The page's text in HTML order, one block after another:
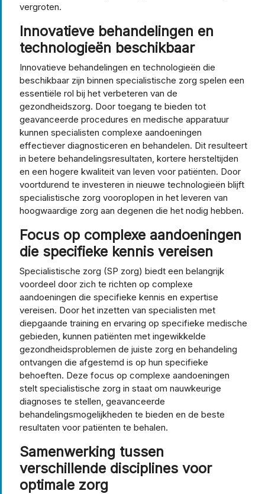
vergroten.
Innovatieve behandelingen en
technologieën beschikbaar
Innovatieve behandelingen en technologieën die
beschikbaar zijn binnen specialistische zorg spelen een
essentiële rol bij het verbeteren van de
gezondheidszorg. Door toegang te bieden tot
geavanceerde procedures en medische apparatuur
kunnen specialisten complexe aandoeningen
effectiever diagnosticeren en behandelen. Dit resulteert
in betere behandelingsresultaten, kortere hersteltijden
en een hogere kwaliteit van leven voor patiënten. Door
voortdurend te investeren in nieuwe technologieën blijft
specialistische zorg vooroplopen in het leveren van
hoogwaardige zorg aan degenen die het nodig hebben.
Focus op complexe aandoeningen
die specifieke kennis vereisen
Specialistische zorg (SP zorg) biedt een belangrijk
voordeel door zich te richten op complexe
aandoeningen die specifieke kennis en expertise
vereisen. Door het inzetten van specialisten met
diepgaande training en ervaring op specifieke medische
gebieden, kunnen patiënten met ingewikkelde
gezondheidsproblemen de juiste zorg en behandeling
ontvangen die afgestemd is op hun specifieke
behoeften. Deze focus op complexe aandoeningen
stelt specialistische zorg in staat om nauwkeurige
diagnoses te stellen, geavanceerde
behandelingsmogelijkheden te bieden en de beste
resultaten voor patiënten te behalen.
Samenwerking tussen
verschillende disciplines voor
optimale zorg